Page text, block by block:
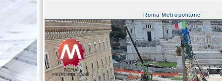
Roma Metropolitane